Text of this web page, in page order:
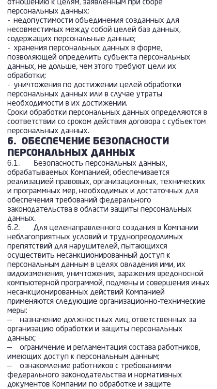
отношению к целям, заявленным при сборе
персональных данных;
- недопустимости объединения созданных для
несовместимых между собой целей баз данных,
содержащих персональные данные;
- хранения персональных данных в форме,
позволяющей определить субъекта персональных
данных, не дольше, чем этого требуют цели их
обработки;
- уничтожения по достижении целей обработки
персональных данных или в случае утраты
необходимости в их достижении.
Сроки обработки персональных данных определяются в
соответствии со сроком действия договора с субъектом
персональных данных.
6. ОБЕСПЕЧЕНИЕ БЕЗОПАСНОСТИ
ПЕРСОНАЛЬНЫХ ДАННЫХ
6.1. Безопасность персональных данных,
обрабатываемых Компанией, обеспечивается
реализацией правовых, организационных, технических
и программных мер, необходимых и достаточных для
обеспечения требований федерального
законодательства в области защиты персональных
данных.
6.2. Для целенаправленного создания в Компании
неблагоприятных условий и труднопреодолимых
препятствий для нарушителей, пытающихся
осуществить несанкционированный доступ к
персональным данным в целях овладения ими, их
видоизменения, уничтожения, заражения вредоносной
компьютерной программой, подмены и совершения иных
несанкционированных действий Компанией
применяются следующие организационно-технические
меры:
— назначение должностных лиц, ответственных за
организацию обработки и защиты персональных
данных;
— ограничение и регламентация состава работников,
имеющих доступ к персональным данным;
— ознакомление работников с требованиями
федерального законодательства и нормативных
документов Компании по обработке и защите